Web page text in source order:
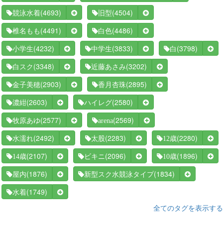
競泳水着(4693) 旧型(4504)
椎名もも (4491) 白色(4486)
小学生(4232) 中学生(3833) 白 (3798)
白スク (3348) 近藤あさみ(3202)
金子美穂(2903) 香月杏珠(2895)
濃紺(2603) ハイレグ(2580)
牧原あゆ(2577) arena(2569)
水濡れ(2492) 太股(2283) 12歳(2280)
14歳(2107) ビキニ (2096) 10歳(1896)
屋内(1876) 新型スク水競泳タイプ(1834)
水着(1749)
全てのタグを表示する